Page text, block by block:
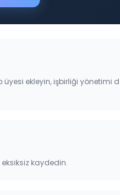
üyesi ekleyin, işbirliği yönetimi
eksiksiz kaydedin.